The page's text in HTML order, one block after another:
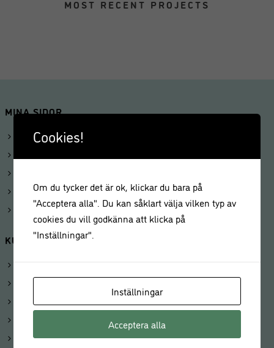
MOST RECENT PROJECTS
MINA SIDOR
Logga in
Kunduppgifter
Våra butiker
KUNDSERVICE
Köp presentkort
Om Leilas General Store
Kontakta oss
Priser och betalning
Cookies!
Om du tycker det är ok, klickar du bara på
"Acceptera alla". Du kan såklart välja vilken typ av
cookies du vill godkänna att klicka på
"Inställningar".
Inställningar
Acceptera alla